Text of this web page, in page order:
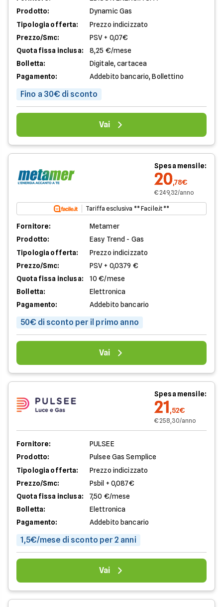
Prodotto:
Dynamic Gas
Tipologia offerta:
Prezzo indicizzato
Prezzo/Smc:
PSV + 0,07€
Quota fissa inclusa:
8,25 €/mese
Bolletta:
Digitale, cartacea
Pagamento:
Addebito bancario, Bollettino
Fino a 30€ di sconto
Vai
Spesa mensile:
20,78€
€ 249,32/anno
Tariffa esclusiva ** Facile.it **
Fornitore:
Metamer
Prodotto:
Easy Trend - Gas
Tipologia offerta:
Prezzo indicizzato
Prezzo/Smc:
PSV + 0,0379 €
Quota fissa inclusa:
10 €/mese
Bolletta:
Elettronica
Pagamento:
Addebito bancario
50€ di sconto per il primo anno
Vai
Spesa mensile:
21,52€
€ 258,30/anno
Fornitore:
PULSEE
Prodotto:
Pulsee Gas Semplice
Tipologia offerta:
Prezzo indicizzato
Prezzo/Smc:
Psbil + 0,087€
Quota fissa inclusa:
7,50 €/mese
Bolletta:
Elettronica
Pagamento:
Addebito bancario
1,5€/mese di sconto per 2 anni
Vai